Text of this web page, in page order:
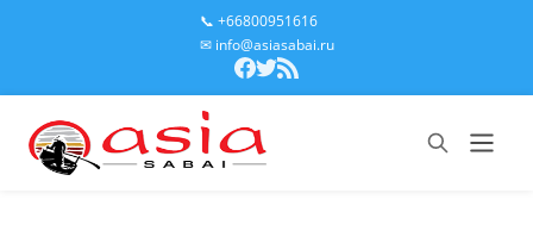
📞 +66800951616
✉ info@asiasabai.ru